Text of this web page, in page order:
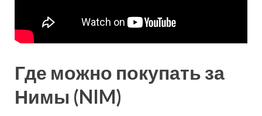
Где можно покупать за
Нимы (NIM)